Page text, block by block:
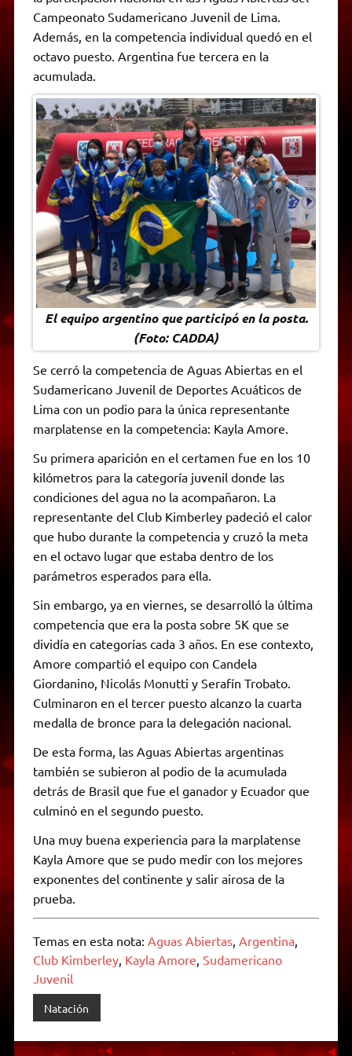
p
p
a
m
r
o
o
k
n
g
e
n
k
r
i
n
y
Campeonato Sudamericano Juvenil de Lima.
Además, en la competencia individual quedó en el
octavo puesto. Argentina fue tercera en la
acumulada.
El equipo argentino que participó en la posta.
(Foto: CADDA)
Se cerró la competencia de Aguas Abiertas en el
Sudamericano Juvenil de Deportes Acuáticos de
Lima con un podio para la única representante
marplatense en la competencia: Kayla Amore.
Su primera aparición en el certamen fue en los 10
kilómetros para la categoría juvenil donde las
condiciones del agua no la acompañaron. La
representante del Club Kimberley padeció el calor
que hubo durante la competencia y cruzó la meta
en el octavo lugar que estaba dentro de los
parámetros esperados para ella.
Sin embargo, ya en viernes, se desarrolló la última
competencia que era la posta sobre 5K que se
dividía en categorías cada 3 años. En ese contexto,
Amore compartió el equipo con Candela
Giordanino, Nicolás Monutti y Serafín Trobato.
Culminaron en el tercer puesto alcanzo la cuarta
medalla de bronce para la delegación nacional.
De esta forma, las Aguas Abiertas argentinas
también se subieron al podio de la acumulada
detrás de Brasil que fue el ganador y Ecuador que
culminó en el segundo puesto.
Una muy buena experiencia para la marplatense
Kayla Amore que se pudo medir con los mejores
exponentes del continente y salir airosa de la
prueba.
Temas en esta nota: Aguas Abiertas, Argentina,
Club Kimberley, Kayla Amore Sudamericano
Juvenil
Natación